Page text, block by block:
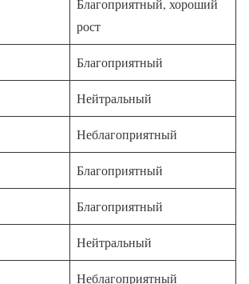
Благоприятный, хороший
рост
Благоприятный
Нейтральный
Неблагоприятный
Благоприятный
Благоприятный
Нейтральный
Неблагоприятный